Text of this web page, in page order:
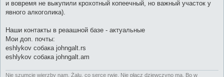
и вовремя не выкупили крохотный копеечный, но важный участок у
явного алкоголика).
Наши контакты в реаашной базе - актуальные
Мои доп. почты:
eshlykov собака johngalt.rs
eshlykov собака johngalt.am
Nie szumcie wierzby nam. Żalu, co serce rwie. Nie płacz dziewczyno ma, Bo w